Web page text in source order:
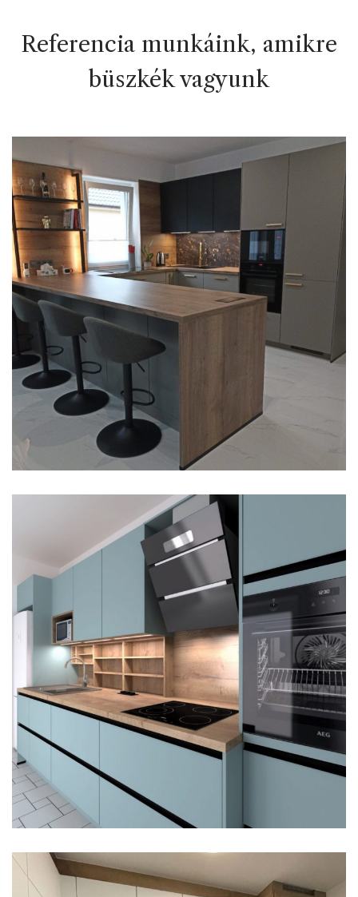
Referencia munkáink, amikre
büszkék vagyunk
LAKOSSÁGI
Nobilia Easytouch Taupe Grey
FŐOLDAL LAKOSSÁGI
Hangulatos minimál stílusú